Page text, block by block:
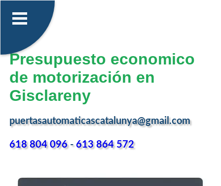
Presupuesto economico
de motorización en
Gisclareny
puertasautomaticascatalunya@gmail.com
618 804 096-613 864 572